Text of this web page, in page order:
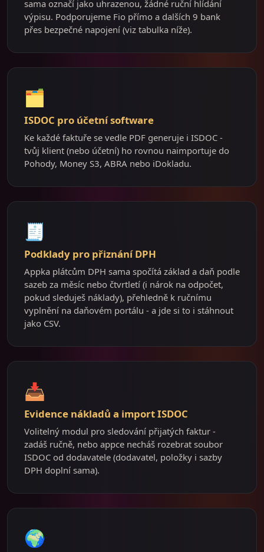
sama označí jako uhrazenou, žádné ruční hlídání
výpisu. Podporujeme Fio přímo a dalších 9 bank
přes bezpečné napojení (viz tabulka níže).
🗂️
ISDOC pro účetní software
Ke každé faktuře se vedle PDF generuje i ISDOC -
tvůj klient (nebo účetní) ho rovnou naimportuje do
Pohody, Money S3, ABRA nebo iDokladu.
🧾
Podklady pro přiznání DPH
Appka plátcům DPH sama spočítá základ a daň podle
sazeb za měsíc nebo čtvrtletí (i nárok na odpočet,
pokud sleduješ náklady), přehledně k ručnímu
vyplnění na daňovém portálu - a jde si to i stáhnout
jako CSV.
📥
Evidence nákladů a import ISDOC
Volitelný modul pro sledování přijatých faktur -
zadáš ručně, nebo appce necháš rozebrat soubor
ISDOC od dodavatele (dodavatel, položky i sazby
DPH doplní sama).
🌍